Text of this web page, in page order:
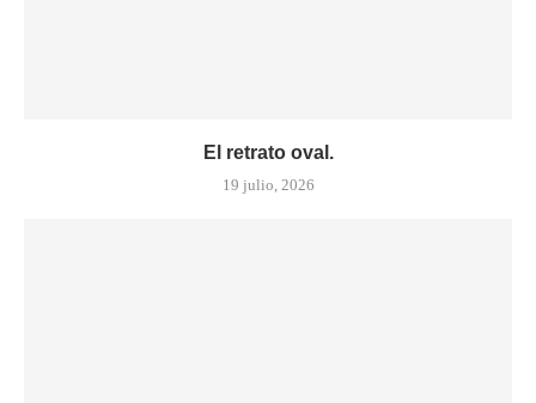
El retrato oval.
19 julio, 2026